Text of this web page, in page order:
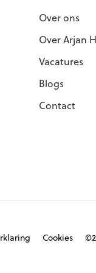
Over ons
Over Arjan
Vacatures
Blogs
Contact
Cookies